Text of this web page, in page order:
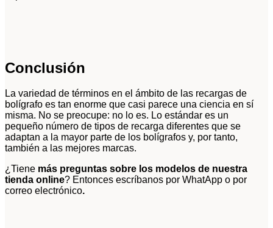
Conclusión
La variedad de términos en el ámbito de las recargas de
bolígrafo es tan enorme que casi parece una ciencia en sí
misma. No se preocupe: no lo es. Lo estándar es un
pequeño número de tipos de recarga diferentes que se
adaptan a la mayor parte de los bolígrafos y, por tanto,
también a las mejores marcas.
¿Tiene más preguntas sobre los modelos de nuestra
tienda online? Entonces escríbanos por WhatApp o por
correo electrónico.